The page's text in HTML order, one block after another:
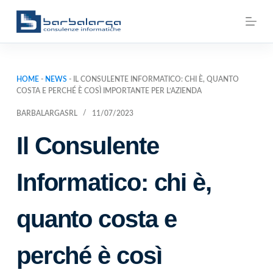
S
a
n
o
HOME - NEWS -
IL CONSULENTE INFORMATICO: CHI È, QUANTO
COSTA E PERCHÉ È COSÌ IMPORTANTE PER L’AZIENDA
BARBALARGASRL 11/07/2023
Il Consulente
Informatico: chi è,
quanto costa e
perché è così